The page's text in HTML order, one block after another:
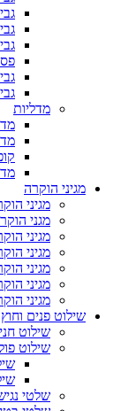
מדליות
מגיני הוקרה
מגיני
מגני
מגיני
מגיני
מגיני
מגיני
מגיני
שילוט פנים וחוץ
שילוט
שילוט
שלטי